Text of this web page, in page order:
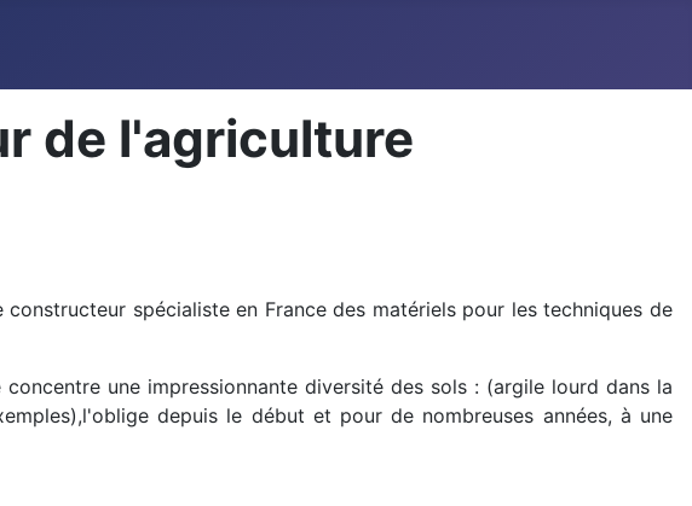
de l'agriculture
constructeur spécialiste en France des matériels pour les techniques de
une impressionnante diversité des sols : (argile lourd dans la
depuis le début et pour de nombreuses années, à une